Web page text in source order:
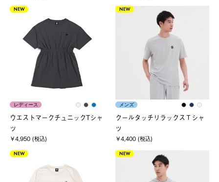
NEW
レディース
ウエストマークチュニックTシャ
ツ
￥4,950 (税込)
NEW
メンズ
クールタッチリラックスＴシャ
ツ
￥4,400 (税込)
NEW NEW